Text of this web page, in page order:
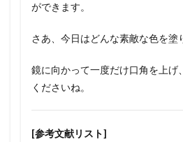
ができます。
さあ、今日はどんな素敵な色を塗
鏡に向かって一度だけ口角を上げ
くださいね。
[参考文献リスト]